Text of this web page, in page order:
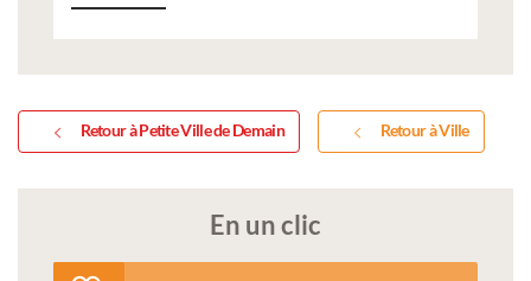
Retour à Petite Ville de Demain Retour à Ville
En un clic